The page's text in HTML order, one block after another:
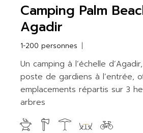
Camping Palm
Agadir
1-200 personnes
Un camping à l’échelle
poste de gardiens à l’entrée,
emplacements répartis sur 3
arbres